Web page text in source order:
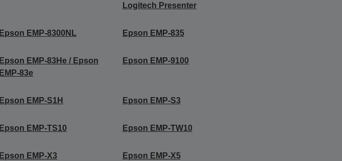
Logitech Presenter
Epson EMP-8300NL Epson EMP-835
Epson EMP-83He / Epson
EMP-83e
Epson EMP-9100
Epson EMP-S1H Epson EMP-S3
Epson EMP-TS10 Epson EMP-TW10
Epson EMP-X3 Epson EMP-X5